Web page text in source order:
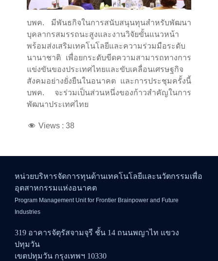
บพค. มีพันธกิจในการสนับสนุนทุนสำหรับพัฒนา
บุคลากรสมรรถนะสูงและงานวิจัยขั้นแนวหน้า
พร้อมส่งเสริมเทคโนโลยีและความร่วมมือระดับ
นานาชาติ เพื่อยกระดับขีดความสามารถทางการ
แข่งขันของประเทศไทยและขับเคลื่อนเศรษฐกิจ
สังคมอย่างยั่งยืนในอนาคต และการประชุมครั้งนี้
บพค. จะร่วมเป็นส่วนหนึ่งของก้าวสำคัญในการ
พัฒนาประเทศไทย
Views : 38
หน่วยบริหารจัดการทุนด้านเทคโนโลยีและนวัตกรรมเพื่อ
อุตสาหกรรมแห่งอนาคต
Program Management Unit for Frontier Brainpower and Future
Industries
319 อาคารจัตุรัสจามจุรี ชั้น 14 ถนนพญาไท แขวง
ปทุมวัน
เขตปทุมวัน กรุงเทพฯ 10330